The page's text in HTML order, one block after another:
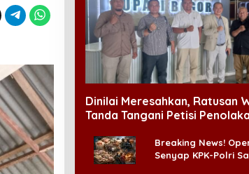
Dinilai Meresahkan, Ratusan
Tanda Tangani Petisi
Breaking News!
Senyap KPK-Polri